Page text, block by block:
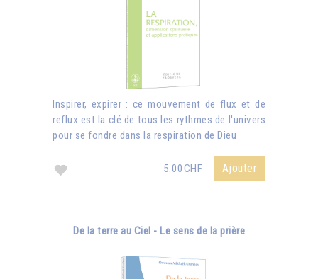
Inspirer, expirer : ce mouvement de flux et de
reflux est la clé de tous les rythmes de l'univers
pour se fondre dans la respiration de Dieu
5.00CHF Ajouter
De la terre au Ciel - Le sens de la prière